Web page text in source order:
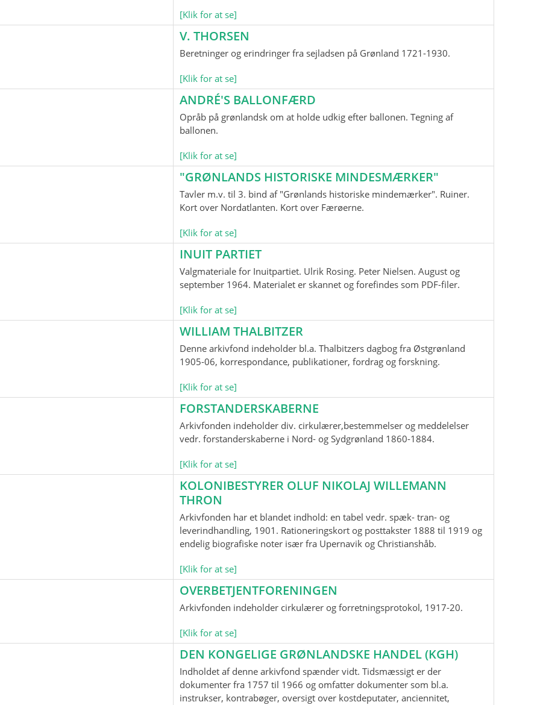
[Klik for at se]
V. THORSEN
Beretninger og erindringer fra sejladsen på Grønland 1721-1930.
[Klik for at se]
ANDRÉ'S BALLONFÆRD
Opråb på grønlandsk om at holde udkig efter ballonen. Tegning af
ballonen.
[Klik for at se]
"GRØNLANDS HISTORISKE MINDESMÆRKER"
Tavler m.v. til 3. bind af "Grønlands historiske mindemærker". Ruiner.
Kort over Nordatlanten. Kort over Færøerne.
[Klik for at se]
INUIT PARTIET
Valgmateriale for Inuitpartiet. Ulrik Rosing. Peter Nielsen. August og
september 1964. Materialet er skannet og forefindes som PDF-filer.
[Klik for at se]
WILLIAM THALBITZER
Denne arkivfond indeholder bl.a. Thalbitzers dagbog fra Østgrønland
1905-06, korrespondance, publikationer, fordrag og forskning.
[Klik for at se]
FORSTANDERSKABERNE
Arkivfonden indeholder div. cirkulærer,bestemmelser og meddelelser
vedr. forstanderskaberne i Nord- og Sydgrønland 1860-1884.
[Klik for at se]
KOLONIBESTYRER OLUF NIKOLAJ WILLEMANN
THRON
Arkivfonden har et blandet indhold: en tabel vedr. spæk- tran- og
leverindhandling, 1901. Rationeringskort og posttakster 1888 til 1919 og
endelig biografiske noter især fra Upernavik og Christianshåb.
[Klik for at se]
OVERBETJENTFORENINGEN
Arkivfonden indeholder cirkulærer og forretningsprotokol, 1917-20.
[Klik for at se]
DEN KONGELIGE GRØNLANDSKE HANDEL (KGH)
Indholdet af denne arkivfond spænder vidt. Tidsmæssigt er der
dokumenter fra 1757 til 1966 og omfatter dokumenter som bl.a.
instrukser, kontrabøger, oversigt over kostdeputater, anciennitet,